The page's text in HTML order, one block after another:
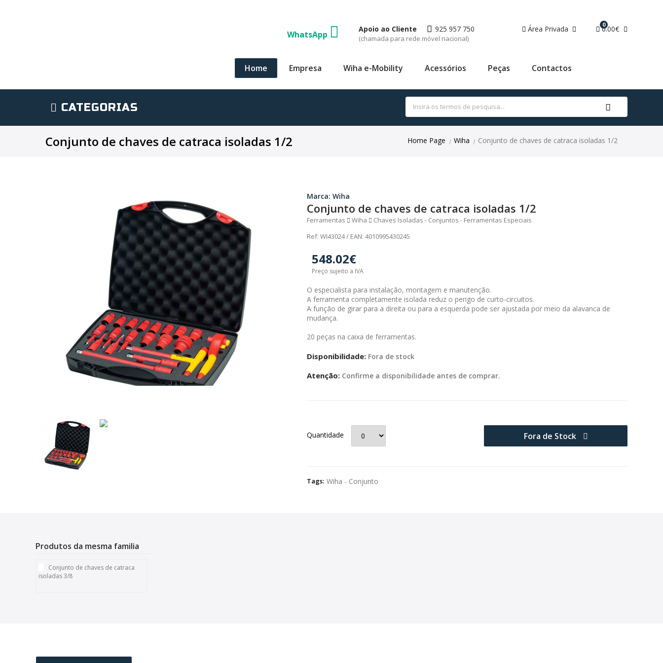
WhatsApp
Apoio ao Cliente 925 957 750
(chamada para rede móvel nacional)
Área Privada 0
0.00€
Home Empresa Wiha e-Mobility Acessórios Peças Contactos
CATEGORIAS
Home Page | Wiha | Conjunto de chaves de catraca isoladas 1/2
Conjunto de chaves de catraca isoladas 1/2
Marca: Wiha
Conjunto de chaves de catraca isoladas 1/2
Ferramentas Wiha
Chaves Isoladas - Conjuntos - Ferramentas Especiais
Ref: WI43024 / EAN: 4010995430245
548.02€
Preço sujeito a IVA
O especialista para instalação, montagem e manutenção.
A ferramenta completamente isolada reduz o perigo de curto-circuitos.
A função de girar para a direita ou para a esquerda pode ser ajustada por meio da alavanca de
mudança.
20 peças na caixa de ferramentas.
Disponibilidade: Fora de stock
Atenção: Confirme a disponibilidade antes de comprar.
Quantidade Fora de Stock
Tags: Wiha - Conjunto
Produtos da mesma familia
Conjunto de chaves de catraca
isoladas 3/8